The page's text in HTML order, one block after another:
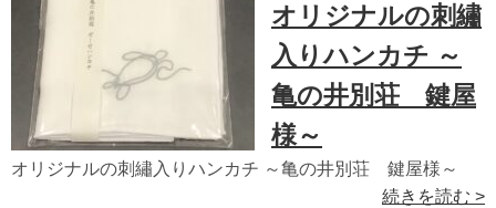
オリジナルの刺繡
入りハンカチ ～
亀の井別荘 鍵屋
様～
オリジナルの刺繡入りハンカチ ～亀の井別荘 鍵屋様～
続きを読む >